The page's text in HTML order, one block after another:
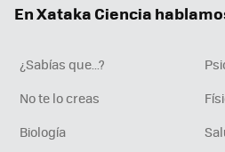
En Xataka Ciencia
¿Sabías que...?
No te lo creas
Biología